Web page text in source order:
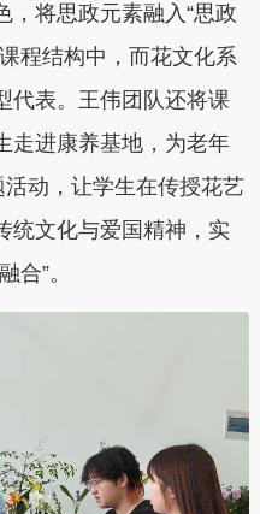
，将思政元素融入“思政
程结构中，而花文化系
代表。王伟团队还将课
走进康养基地，为老年
活动，让学生在传授花艺
统文化与爱国精神，实
合”。